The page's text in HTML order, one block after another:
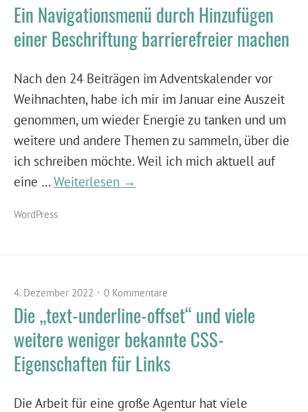
Ein Navigationsmenü durch Hinzufügen
einer Beschriftung barrierefreier machen
Nach den 24 Beiträgen im Adventskalender vor
Weihnachten, habe ich mir im Januar eine Auszeit
genommen, um wieder Energie zu tanken und um
weitere und andere Themen zu sammeln, über die
ich schreiben möchte. Weil ich mich aktuell auf
eine … Weiterlesen →
WordPress
4. Dezember 2022 0 Kommentare
Die „text-underline-offset“ und viele
weitere weniger bekannte CSS-
Eigenschaften für Links
Die Arbeit für eine große Agentur hat viele